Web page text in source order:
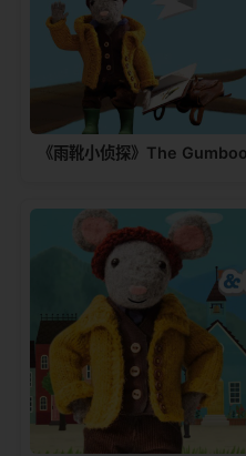
《雨靴小侦探》The